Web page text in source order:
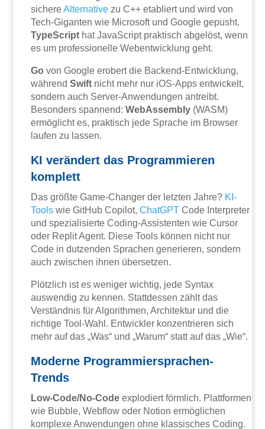
sichereAlternative zu C++ etabliert und wird von
Tech-Giganten wie Microsoft und Google gepusht.
TypeScript hat JavaScript praktisch abgelöst, wenn
es um professionelle Webentwicklung geht.
Go von Google erobert die Backend-Entwicklung,
währendSwift nicht mehr nur iOS-Apps entwickelt,
sondern auch Server-Anwendungen antreibt.
Besonders spannend:WebAssembly (WASM)
ermöglicht es, praktisch jede Sprache im Browser
laufen zu lassen.
KI verändert das Programmieren
komplett
Das größte Game-Changer der letzten Jahre? KI-
Tools wie GitHub Copilot,ChatGPT Code Interpreter
und spezialisierte Coding-Assistenten wie Cursor
oder Replit Agent. Diese Tools können nicht nur
Code in dutzenden Sprachen generieren, sondern
auch zwischen ihnen übersetzen.
Plötzlich ist es weniger wichtig, jede Syntax
auswendig zu kennen. Stattdessen zählt das
Verständnis für Algorithmen, Architektur und die
richtige Tool-Wahl. Entwickler konzentrieren sich
mehr auf das „Was“ und „Warum“ statt auf das „Wie“.
Moderne Programmiersprachen-
Trends
Low-Code/No-Code explodiert förmlich. Plattformen
wie Bubble, Webflow oder Notion ermöglichen
komplexe Anwendungen ohne klassisches Coding.